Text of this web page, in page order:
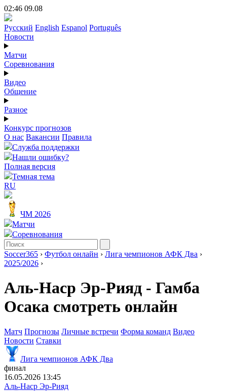
02:46 09.08
Русский English Espanol Português
Новости
Матчи
Соревнования
Видео
Общение
Разное
Конкурс прогнозов
О нас Вакансии Правила
Служба поддержки
Нашли ошибку?
Полная версия
Темная тема
RU
ЧМ 2026
Матчи
Соревнования
Soccer365 › Футбол онлайн › Лига чемпионов АФК Два ›
2025/2026 ›
Аль-Наср Эр-Рияд - Гамба
Осака смотреть онлайн
Матч Прогнозы Личные встречи Форма команд Видео
Новости Ставки
Лига чемпионов АФК Два
финал
16.05.2026 13:45
Аль-Наср Эр-Рияд